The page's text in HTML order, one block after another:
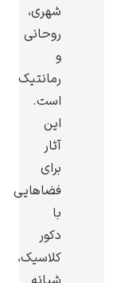
شهری،
روحانی
و
رمانتیک
است.
این
آثار
برای
فضاهایی
با
دکور
کلاسیک،